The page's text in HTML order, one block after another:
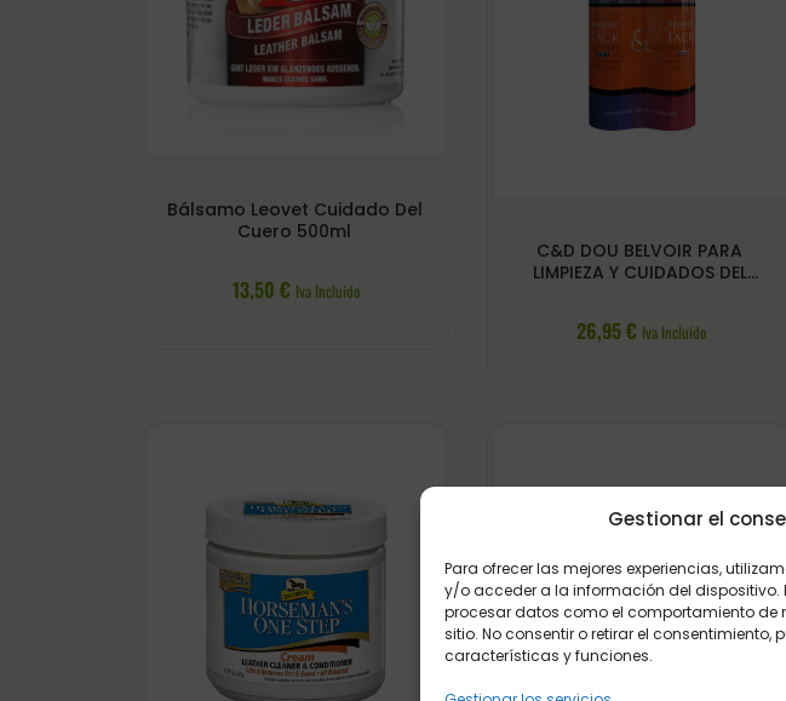
Gestionar el
Para ofrecer las mejores experiencias,
y/o acceder a la información del dispositivo.
procesar datos como el comportamiento
sitio. No consentir o retirar el
características y funciones.
Bálsamo Leovet Cuidado Del
Cuero 500ml
13,50 € Iva Incluido
C&D DOU BELVOIR PARA
LIMPIEZA Y CUIDADOS DEL
26,95€ Iva Incluido